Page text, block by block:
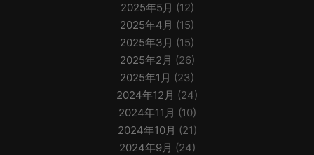
2025年5月 (12)
2025年4月 (15)
2025年3月 (15)
2025年2月 (26)
2025年1月 (23)
2024年12月 (24)
2024年11月 (10)
2024年10月 (21)
2024年9月 (24)